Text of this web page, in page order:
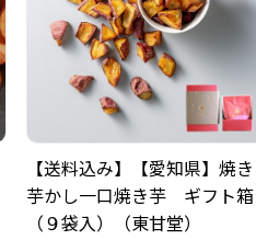
【送料込み】【愛知県】焼き
芋かし一口焼き芋 ギフト箱
（９袋入）（東甘堂）